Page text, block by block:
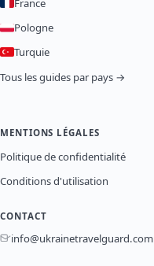
France
Pologne
Turquie
Tous les guides par pays →
MENTIONS LÉGALES
Politique de confidentialité
Conditions d'utilisation
CONTACT
info@ukrainetravelguard.com